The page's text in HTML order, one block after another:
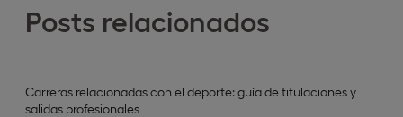
Posts relacionados
Carreras relacionadas con el deporte: guía de titulaciones y
salidas profesionales